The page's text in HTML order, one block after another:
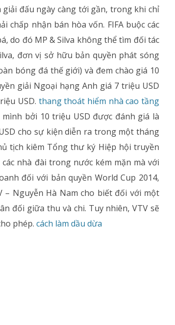
đấu ngày càng tới gần, trong khi chỉ
chấp nhận bán hòa vốn. FIFA buộc các
do đó MP & Silva không thể tìm đối tác
đơn vị sở hữu bản quyền phát sóng
bóng đá thế giới) và đem chào giá 10
giải Ngoại hạng Anh giá 7 triệu USD
USD. thang thoát hiểm nhà cao tầng
bởi 10 triệu USD được đánh giá là
cho sự kiện diễn ra trong một tháng
tịch kiêm Tổng thư ký Hiệp hội truyền
nhà đài trong nước kém mặn mà với
đối với bản quyền World Cup 2014,
Nguyễn Hà Nam cho biết đối với một
đối giữa thu và chi. Tuy nhiên, VTV sẽ
phép.cách làm dầu dừa